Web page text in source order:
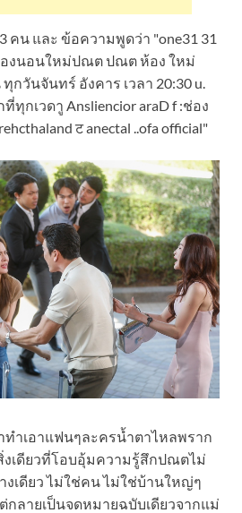
ทำเอาแฟนๆละครน้ำตาไหลพราก
งเดียวที่โอบอุ้มความรู้สึกปณตไม่
เดียว ไม่ใช่คน ไม่ใช่บ้านใหญ่ๆ
ลายเป็นจดหมายฉบับเดียวจากแม่